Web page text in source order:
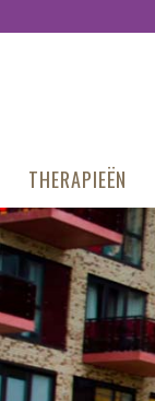
THERAPIEËN